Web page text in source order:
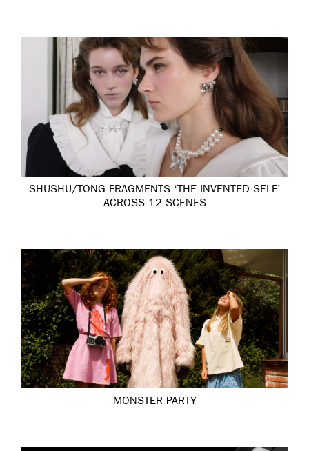
SHUSHU/TONG FRAGMENTS ‘THE INVENTED SELF’
ACROSS 12 SCENES
MONSTER PARTY